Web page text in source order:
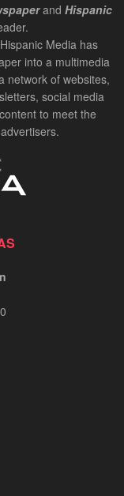
and Hispanic
Media has
into a multimedia
network of websites,
social media
to meet the